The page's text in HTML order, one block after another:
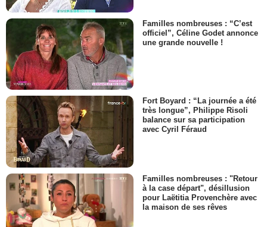
Familles nombreuses : “C’est
officiel”, Céline Godet annonce
une grande nouvelle !
Fort Boyard : “La journée a été
très longue”, Philippe Risoli
balance sur sa participation
avec Cyril Féraud
Familles nombreuses : "Retour
à la case départ", désillusion
pour Laëtitia Provenchère avec
la maison de ses rêves